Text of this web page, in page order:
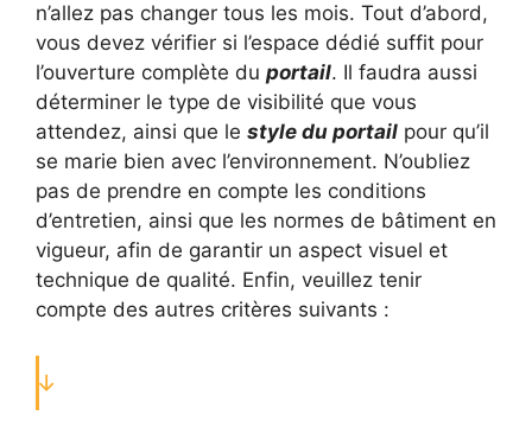
n’allez pas changer tous les mois. Tout d’abord,
vous devez vérifier si l’espace dédié suffit pour
l’ouverture complète du portail. Il faudra aussi
déterminer le type de visibilité que vous
attendez, ainsi que le style du portail pour qu’il
se marie bien avec l’environnement. N’oubliez
pas de prendre en compte les conditions
d’entretien, ainsi que les normes de bâtiment en
vigueur, afin de garantir un aspect visuel et
technique de qualité. Enfin, veuillez tenir
compte des autres critères suivants :